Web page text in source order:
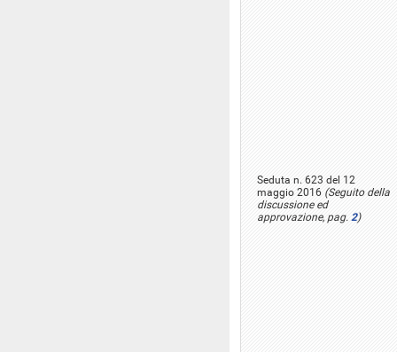
Seduta n. 623 del 12
maggio 2016 (Seguito della
discussione ed
approvazione, pag. 2)